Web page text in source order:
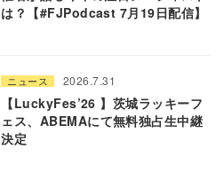
は？【#FJPodcast 7月19日配信】
ニュース 2026.7.31
【LuckyFes’26 】茨城ラッキーフ
ェス、ABEMAにて無料独占生中継
決定